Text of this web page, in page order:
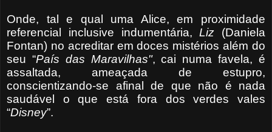
Onde, tal e qual uma Alice, em proximidade
referencial inclusive indumentária,Liz (Daniela
Fontan) no acreditar em doces mistérios além do
seu “País das Maravilhas", cai numa favela, é
assaltada, ameaçada de estupro,
conscientizando-se afinal de que não é nada
saudável o que está fora dos verdes vales
“Disney”.